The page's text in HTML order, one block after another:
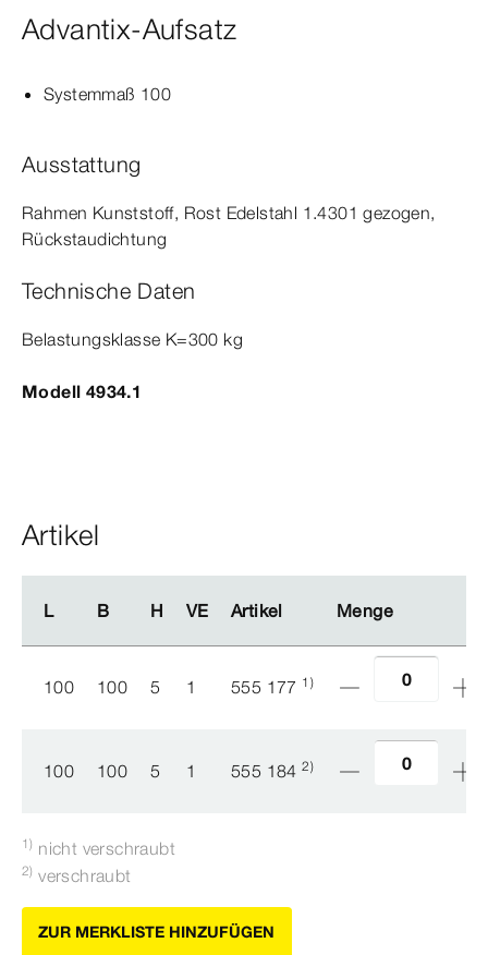
Advantix-Aufsatz
Systemmaß 100
Ausstattung
Rahmen Kunststoff, Rost Edelstahl 1.4301 gezogen,
Rückstaudichtung
Technische Daten
Belastungsklasse K=300 kg
Modell 4934.1
Artikel
L B H VE Artikel Menge
L B H VE Artikel Menge
100 100 5 1 555 177 1)
100 100 5 1 555 1842)
1) nicht verschraubt
2) verschraubt
ZUR MERKLISTE HINZUFÜGEN